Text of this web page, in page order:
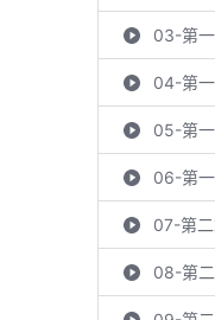
03-第
04-第
05-第
06-第
07-第
08-第